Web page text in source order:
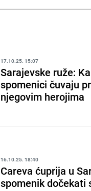
17.10.25. 15:07
Sarajevske ruže:
spomenici čuvaju
njegovim herojima
16.10.25. 18:40
Careva ćuprija u
spomenik dočekati